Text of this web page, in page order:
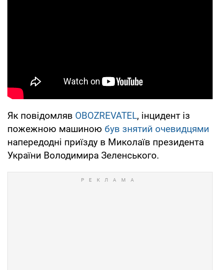
Як повідомляв OBOZREVATEL, інцидент із
пожежною машиною був знятий очевидцями
напередодні приїзду в Миколаїв президента
України Володимира Зеленського.